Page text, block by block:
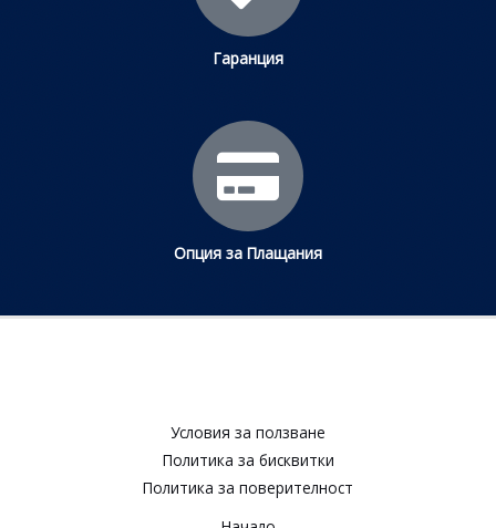
Гаранция
Опция за Плащания
Условия за ползване​
Политика за бисквитки​
Политика за поверителност​